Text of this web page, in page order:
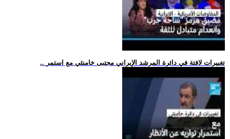
.. تغييرات لافتة في دائرة المرشد الإيراني مجتبى خامنئي مع استمر